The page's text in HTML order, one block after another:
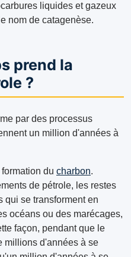
liquides et gazeux
nom de catagenèse.
prend la
?
par des processus
un million d'années à
du charbon.
de pétrole, les restes
qui se transforment en
océans ou des marécages,
façon, pendant que le
millions d'années à se